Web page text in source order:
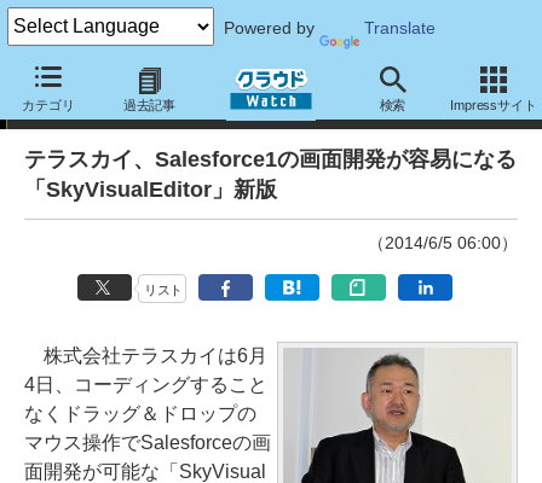
Powered by Translate
カテゴリ 過去記事 検索 Impressサイト
ニュース
テラスカイ、Salesforce1の画面開発が容易になる
「SkyVisualEditor」新版
（2014/6/5 06:00）
リスト
株式会社テラスカイは6月
4日、コーディングすること
なくドラッグ＆ドロップの
マウス操作でSalesforceの画
面開発が可能な「SkyVisual